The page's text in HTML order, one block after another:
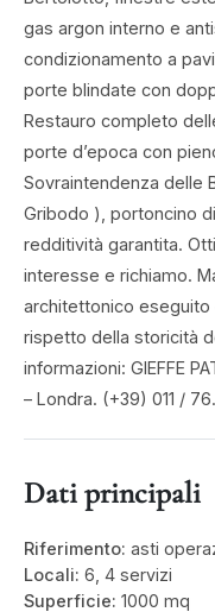
gas argon interno e
condizionamento a
porte blindate con
Restauro completo
porte d’epoca con
Sovraintendenza delle
Gribodo ), portoncino
redditività garantita.
interesse e richiamo.
architettonico eseguito
rispetto della storicità
informazioni: GIEFFE
– Londra. (+39) 011 /
Dati principali
Riferimento: asti
Locali: 6, 4 servizi
Superficie: 1000 mq